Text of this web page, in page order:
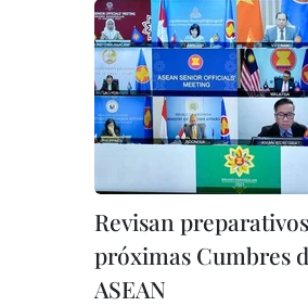
Revisan
próximas Cumbres
ASEAN